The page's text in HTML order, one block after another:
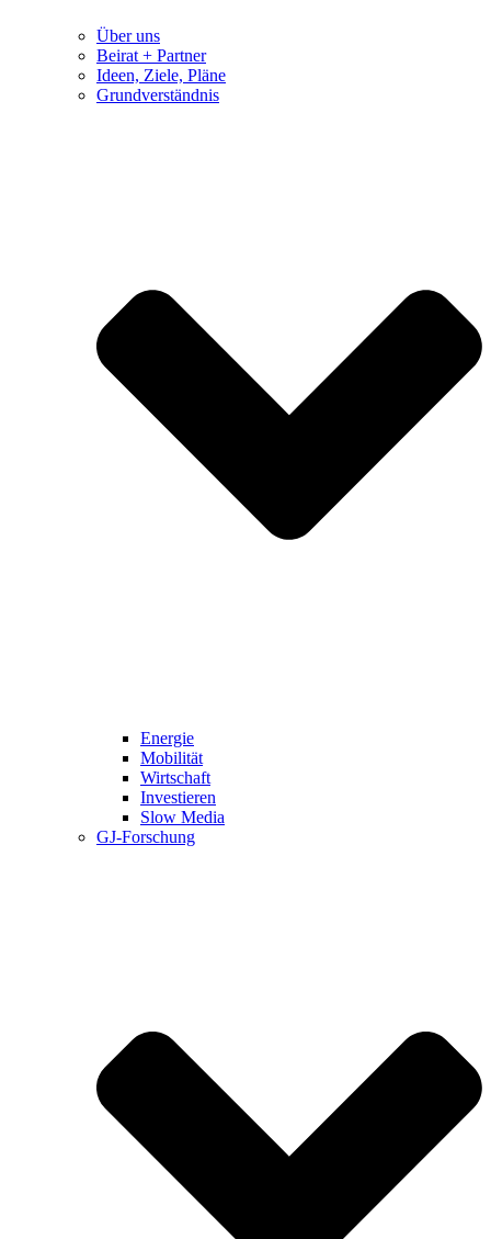
Über uns
Beirat + Partner
Ideen, Ziele, Pläne
Grundverständnis
Energie
Mobilität
Wirtschaft
Investieren
Slow Media
GJ-Forschung